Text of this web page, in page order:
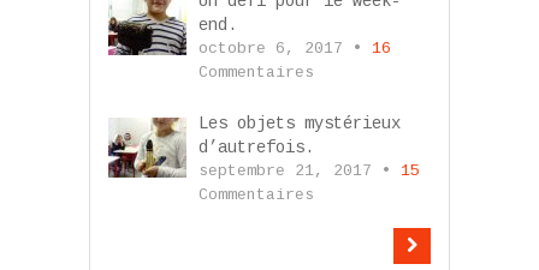
end.
octobre 6, 2017 • 16
Commentaires
Les objets mystérieux
d’autrefois.
septembre 21, 2017 • 15
Commentaires